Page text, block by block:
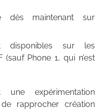
dès maintenant sur
disponibles sur les
Phone 1, qui n’est
expérimentation
rapprocher création